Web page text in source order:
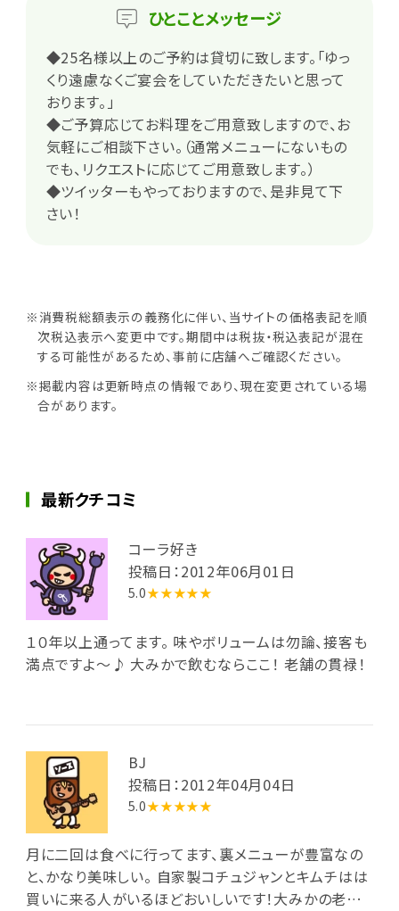
ひとことメッセージ
◆25名様以上のご予約は貸切に致します。「ゆっ
くり遠慮なくご宴会をしていただきたいと思って
おります。」
◆ご予算応じてお料理をご用意致しますので、お
気軽にご相談下さい。（通常メニューにないもの
でも、リクエストに応じてご用意致します。）
◆ツイッターもやっておりますので、是非見て下
さい！
※消費税総額表示の義務化に伴い、当サイトの価格表記を順
次税込表示へ変更中です。期間中は税抜・税込表記が混在
する可能性があるため、事前に店舗へご確認ください。
※掲載内容は更新時点の情報であり、現在変更されている場
合があります。
最新クチコミ
コーラ好き
投稿日：2012年06月01日
5.0★★★★★
１０年以上通ってます。 味やボリュームは勿論、接客も
満点ですよ～♪ 大みかで飲むならここ！ 老舗の貫禄！
BJ
投稿日：2012年04月04日
5.0★★★★★
月に二回は食べに行ってます、裏メニューが豊富なの
と、かなり美味しい。 自家製コチュジャンとキムチはは
買いに来る人がいるほどおいしいです！大みかの老舗